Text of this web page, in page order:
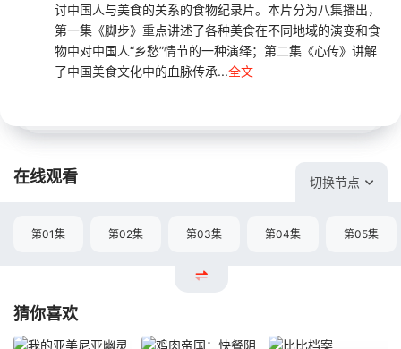
讨中国人与美食的关系的食物纪录片。本片分为八集播出，
第一集《脚步》重点讲述了各种美食在不同地域的演变和食
物中对中国人“乡愁”情节的一种演绎；第二集《心传》讲解
了中国美食文化中的血脉传承...全文
在线观看 切换节点
第01集 第02集 第03集 第04集 第05集
猜你喜欢